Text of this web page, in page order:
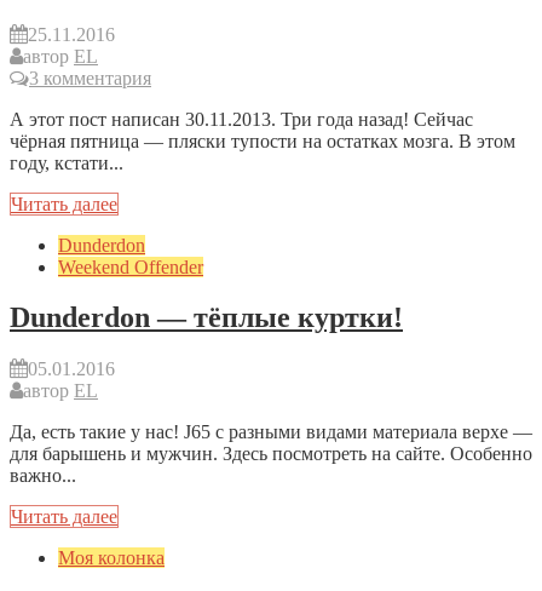
25.11.2016
автор EL
3 комментария
А этот пост написан 30.11.2013. Три года назад! Сейчас
чёрная пятница — пляски тупости на остатках мозга. В этом
году, кстати...
Читать далее
Dunderdon
Weekend Offender
Dunderdon — тёплые куртки!
05.01.2016
автор EL
Да, есть такие у нас! J65 с разными видами материала верхе —
для барышень и мужчин. Здесь посмотреть на сайте. Особенно
важно...
Читать далее
Моя колонка